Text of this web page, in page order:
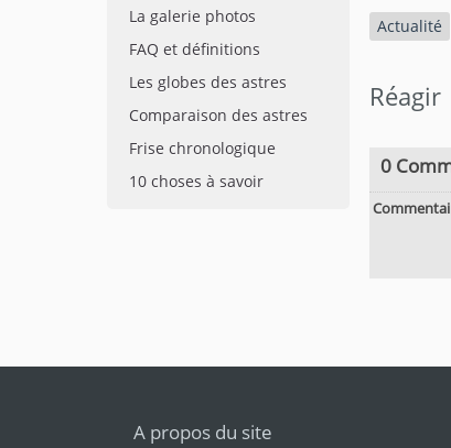
La galerie photos
FAQ et définitions
Les globes des astres
Comparaison des astres
Frise chronologique
10 choses à savoir
Actualité
Réagir
0
A propos du site